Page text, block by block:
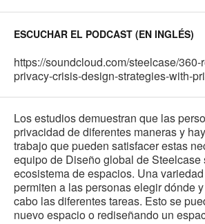
ESCUCHAR EL PODCAST (EN INGLÉS)
https://soundcloud.com/steelcase/360-
privacy-crisis-design-strategies-with-
Los estudios demuestran que las
privacidad de diferentes maneras y
trabajo que pueden satisfacer estas
equipo de Diseño global de Steelcase
ecosistema de espacios. Una
permiten a las personas elegir dónde
cabo las diferentes tareas. Esto se
nuevo espacio o rediseñando un